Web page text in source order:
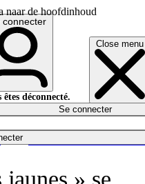
naar de hoofdinhoud
Close menu
connecter
êtes déconnecté.
Se connecter